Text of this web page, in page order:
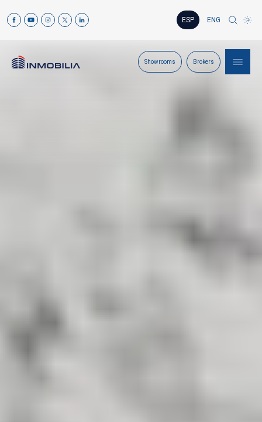
ESP ENG
Showrooms Brokers